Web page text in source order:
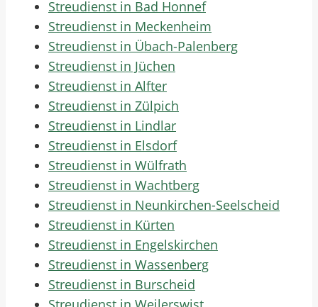
Streudienst in Bad Honnef
Streudienst in Meckenheim
Streudienst in Übach-Palenberg
Streudienst in Jüchen
Streudienst in Alfter
Streudienst in Zülpich
Streudienst in Lindlar
Streudienst in Elsdorf
Streudienst in Wülfrath
Streudienst in Wachtberg
Streudienst in Neunkirchen-Seelscheid
Streudienst in Kürten
Streudienst in Engelskirchen
Streudienst in Wassenberg
Streudienst in Burscheid